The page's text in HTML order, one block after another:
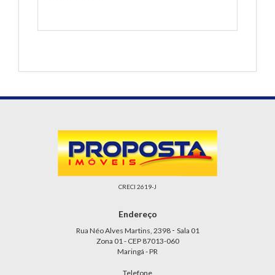
CRECI 2619-J
Endereço
Rua Néo Alves Martins, 2398 - Sala 01
Zona 01 - CEP 87013-060
Maringá - PR
Telefone